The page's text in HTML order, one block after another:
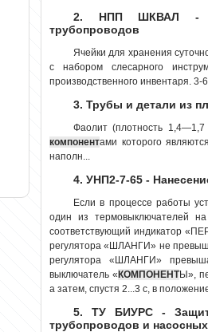
2. НПП ШКВАЛ -
трубопроводов
Ячейки для хранения
с набором слесарного
производственного инвентаря.
3. Трубы и детали из
Фаолит (плотность 1,4—1,7
компонентами которого
наполн...
4. УНП2-7-65 -
Если в процессе работы
один из термовыключателей
соответствующий индикатор
регулятора «ШЛАНГИ» не
регулятора «ШЛАНГИ»
выключатель «КОМПОНЕНТЫ»,
а затем, спустя 2...3 с, в
5. ТУ БИУРС -
трубопроводов и